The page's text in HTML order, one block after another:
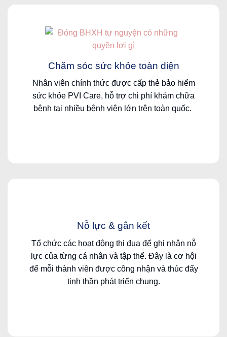
Chăm sóc sức khỏe toàn diện
Nhân viên chính thức được cấp thẻ bảo hiểm
sức khỏe PVI Care, hỗ trợ chi phí khám chữa
bệnh tại nhiều bệnh viện lớn trên toàn quốc.
Nỗ lực & gắn kết
Tổ chức các hoạt động thi đua để ghi nhận nỗ
lực của từng cá nhân và tập thể. Đây là cơ hội
để mỗi thành viên được công nhận và thúc đẩy
tinh thần phát triển chung.